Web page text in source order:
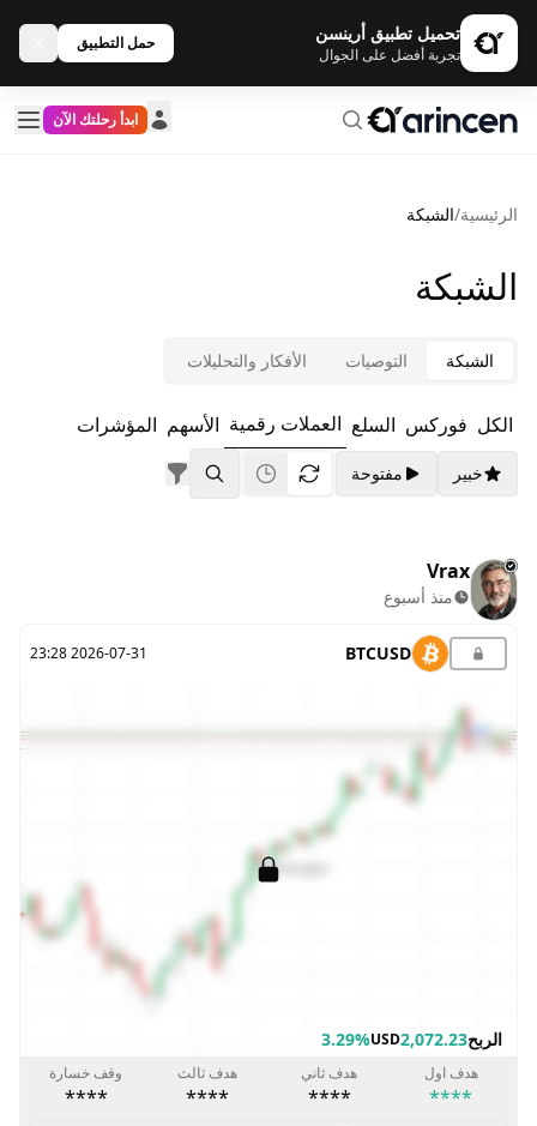
تحميل تطبيق أرينسن
تجربة أفضل على الجوال
حمل التطبيق
ابدأ رحلتك الآن
الرئيسية/الشبكة
الشبكة
الشبكة التوصيات الأفكار والتحليلات
الكل فوركس السلع العملات رقمية الأسهم المؤشرات
خبير مفتوحة
Vrax
منذ أسبوع
BTCUSD
2026-07-31 23:28
الربح2,072.23
USD
3.29%
هدف اول
****
هدف ثاني
****
هدف ثالث
****
وقف خسارة
****